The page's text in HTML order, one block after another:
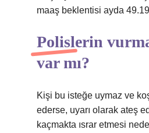
maaş beklentisi ayda
Polislerin
var mı?
Kişi bu isteğe uymaz ve
ederse, uyarı olarak ateş
kaçmakta ısrar etmesi